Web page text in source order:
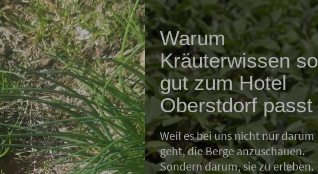
Warum
Kräuterwissen so
gut zum Hotel
Oberstdorf passt
Weil es bei uns nicht nur darum
geht, die Berge anzuschauen.
Sondern darum, sie zu erleben.